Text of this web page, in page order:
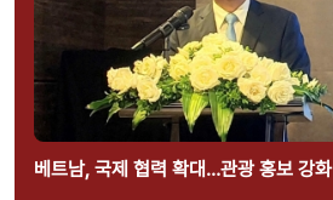
베트남, 국제 협력 확대…관광 홍보 강화